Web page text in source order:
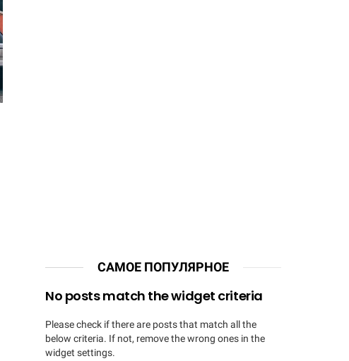
САМОЕ ПОПУЛЯРНОЕ
No posts match the widget criteria
Please check if there are posts that match all the
below criteria. If not, remove the wrong ones in the
widget settings.